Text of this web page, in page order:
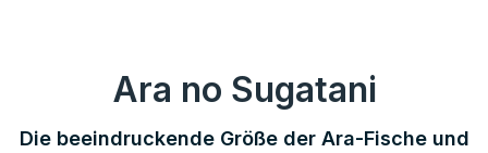
Ara no Sugatani
Die beeindruckende Größe der Ara-Fische und